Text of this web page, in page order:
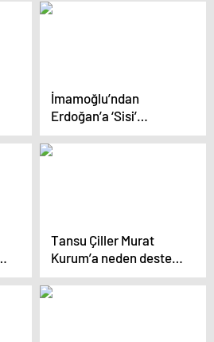
elektrikler ne zaman
İmamoğlu’ndan
Erdoğan’a ‘Sisi’
göndermesi: ‘Niye 14
Şubat Sevgililer
Tansu Çiller Murat
Kurum’a neden destek
verdi? Buğra Gökce
madde madde